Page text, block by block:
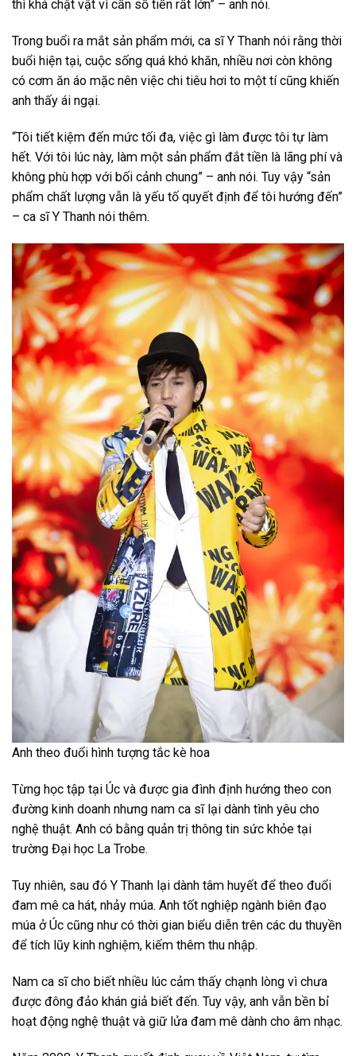
thì khá chật vật vì cần số tiền rất lớn” – anh nói.
Trong buổi ra mắt sản phẩm mới, ca sĩ Y Thanh nói rằng thời
buổi hiện tại, cuộc sống quá khó khăn, nhiều nơi còn không
có cơm ăn áo mặc nên việc chi tiêu hơi to một tí cũng khiến
anh thấy ái ngại.
“Tôi tiết kiệm đến mức tối đa, việc gì làm được tôi tự làm
hết. Với tôi lúc này, làm một sản phẩm đắt tiền là lãng phí và
không phù hợp với bối cảnh chung” – anh nói. Tuy vậy “sản
phẩm chất lượng vẫn là yếu tố quyết định để tôi hướng đến”
– ca sĩ Y Thanh nói thêm.
Anh theo đuổi hình tượng tắc kè hoa
Từng học tập tại Úc và được gia đình định hướng theo con
đường kinh doanh nhưng nam ca sĩ lại dành tình yêu cho
nghệ thuật. Anh có bằng quản trị thông tin sức khỏe tại
trường Đại học La Trobe.
Tuy nhiên, sau đó Y Thanh lại dành tâm huyết để theo đuổi
đam mê ca hát, nhảy múa. Anh tốt nghiệp ngành biên đạo
múa ở Úc cũng như có thời gian biểu diễn trên các du thuyền
để tích lũy kinh nghiệm, kiếm thêm thu nhập.
Nam ca sĩ cho biết nhiều lúc cảm thấy chạnh lòng vì chưa
được đông đảo khán giả biết đến. Tuy vậy, anh vẫn bền bỉ
hoạt động nghệ thuật và giữ lửa đam mê dành cho âm nhạc.